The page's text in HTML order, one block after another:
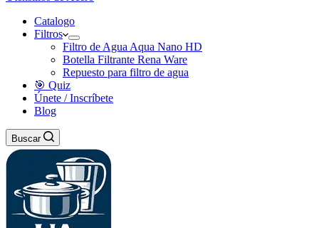
Catalogo
Filtros
Filtro de Agua Aqua Nano HD
Botella Filtrante Rena Ware
Repuesto para filtro de agua
🎯 Quiz
Únete / Inscríbete
Blog
Buscar